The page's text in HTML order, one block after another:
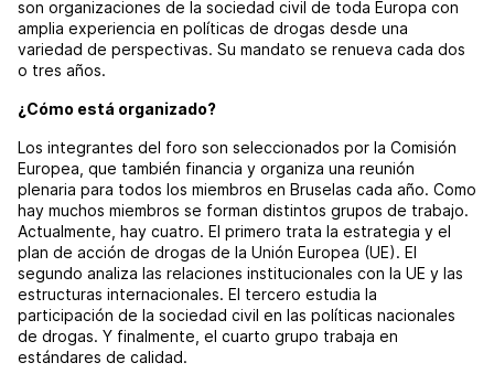
son organizaciones de la sociedad civil de toda Europa con
amplia experiencia en políticas de drogas desde una
variedad de perspectivas. Su mandato se renueva cada dos
o tres años.
¿Cómo está organizado?
Los integrantes del foro son seleccionados por la Comisión
Europea, que también financia y organiza una reunión
plenaria para todos los miembros en Bruselas cada año. Como
hay muchos miembros se forman distintos grupos de trabajo.
Actualmente, hay cuatro. El primero trata la estrategia y el
plan de acción de drogas de la Unión Europea (UE). El
segundo analiza las relaciones institucionales con la UE y las
estructuras internacionales. El tercero estudia la
participación de la sociedad civil en las políticas nacionales
de drogas. Y finalmente, el cuarto grupo trabaja en
estándares de calidad.